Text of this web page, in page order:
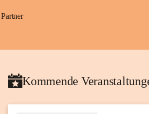
Partner
Kommende